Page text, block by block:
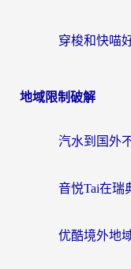
地域限制破解